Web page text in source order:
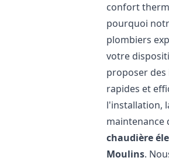
confort
pourquoi
plombiers
votre
proposer
rapides et
l'installation,
maintenance
chaudière
Moulins.